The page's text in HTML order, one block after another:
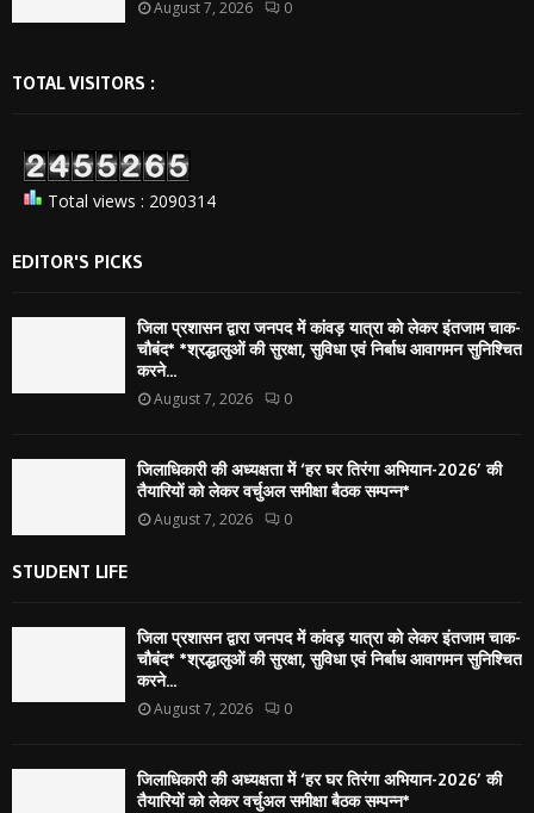
August 7, 2026 0
TOTAL VISITORS :
Total views : 2090314
EDITOR'S PICKS
जिला प्रशासन द्वारा जनपद में कांवड़ यात्रा को लेकर इंतजाम चाक-
चौबंद* *श्रद्धालुओं की सुरक्षा, सुविधा एवं निर्बाध आवागमन सुनिश्चित
करने...
August 7, 2026 0
जिलाधिकारी की अध्यक्षता में ‘हर घर तिरंगा अभियान-2026’ की
तैयारियों को लेकर वर्चुअल समीक्षा बैठक सम्पन्न*
August 7, 2026 0
STUDENT LIFE
जिला प्रशासन द्वारा जनपद में कांवड़ यात्रा को लेकर इंतजाम चाक-
चौबंद* *श्रद्धालुओं की सुरक्षा, सुविधा एवं निर्बाध आवागमन सुनिश्चित
करने...
August 7, 2026 0
जिलाधिकारी की अध्यक्षता में ‘हर घर तिरंगा अभियान-2026’ की
तैयारियों को लेकर वर्चुअल समीक्षा बैठक सम्पन्न*